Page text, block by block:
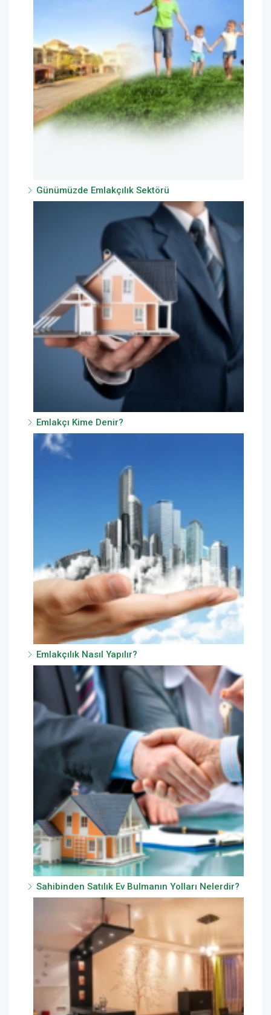
Günümüzde Emlakçılık Sektörü
Emlakçı Kime Denir?
Emlakçılık Nasıl Yapılır?
Sahibinden Satılık Ev Bulmanın Yolları Nelerdir?